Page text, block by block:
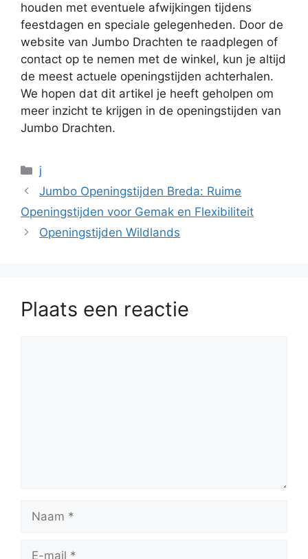
houden met eventuele afwijkingen tijdens
feestdagen en speciale gelegenheden. Door de
website van Jumbo Drachten te raadplegen of
contact op te nemen met de winkel, kun je altijd
de meest actuele openingstijden achterhalen.
We hopen dat dit artikel je heeft geholpen om
meer inzicht te krijgen in de openingstijden van
Jumbo Drachten.
Categorieën
j
Jumbo Openingstijden Breda: Ruime
Openingstijden voor Gemak en Flexibiliteit
Openingstijden Wildlands
Plaats een reactie
Naam